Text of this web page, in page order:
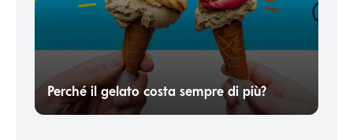
Perché il gelato costa sempre di più?